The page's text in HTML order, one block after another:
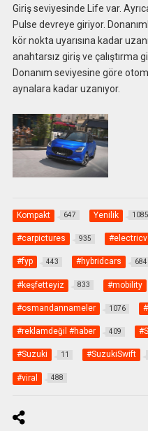
Giriş seviyesinde Life var.
Pulse devreye giriyor.
kör nokta uyarısına kadar
anahtarsız giriş ve çalıştırma
Donanım seviyesine göre
aynalara kadar uzanıyor.
Kompakt 647 Yenilik 1085
#carpictures 935
#fyp 443 #hybridcars 684
#keşfetteyiz 833 #mobility
#osmandannameler 1076
#reklamdeğil #haber 409
#Suzuki 11 #SuzukiSwift
#viral 488